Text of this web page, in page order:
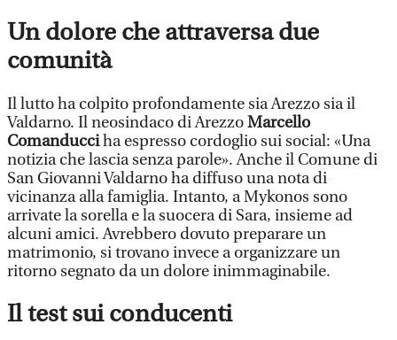
Un dolore che attraversa due
comunità
Il lutto ha colpito profondamente sia Arezzo sia il
Valdarno. Il neosindaco di ArezzoMarcello
Comanducciha espresso cordoglio sui social: «Una
notizia che lascia senza parole». Anche il Comune di
San Giovanni Valdarno ha diffuso una nota di
vicinanza alla famiglia. Intanto, a Mykonos sono
arrivate la sorella e la suocera di Sara, insieme ad
alcuni amici. Avrebbero dovuto preparare un
matrimonio, si trovano invece a organizzare un
ritorno segnato da un dolore inimmaginabile.
Il test sui conducenti